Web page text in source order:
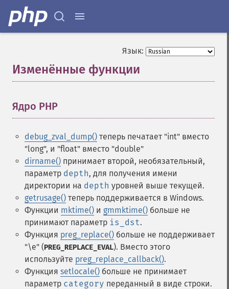
Язык:
Изменённые функции
Ядро PHP
debug_zval_dump() теперь печатает "int" вместо
"long", и "float" вместо "double"
dirname() принимает второй, необязательный,
параметр depth, для получения имени
директории на depth уровней выше текущей.
getrusage() теперь поддерживается в Windows.
Функции mktime() и gmmktime() больше не
принимают параметр is_dst.
Функция preg_replace() больше не поддерживает
"\e" (PREG_REPLACE_EVAL). Вместо этого
используйте preg_replace_callback().
Функция setlocale() больше не принимает
параметр category переданный в виде строки.